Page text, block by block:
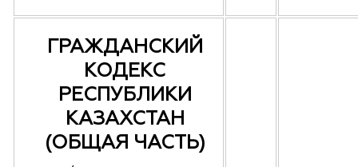
ГРАЖДАНСКИЙ
КОДЕКС
РЕСПУБЛИКИ
КАЗАХСТАН
(ОБЩАЯ ЧАСТЬ)